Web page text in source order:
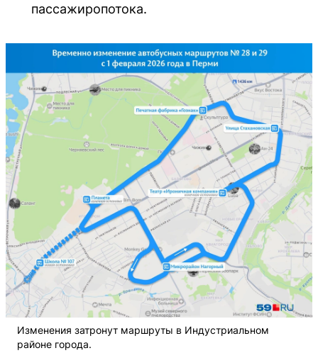
пассажиропотока.
Изменения затронут маршруты в Индустриальном
районе города.